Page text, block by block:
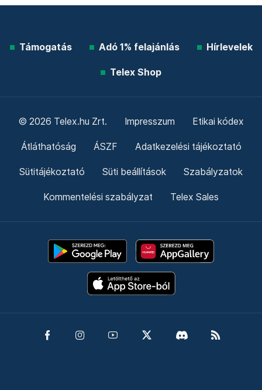
Támogatás Adó 1% felajánlás Hírlevelek
Telex Shop
© 2026 Telex.hu Zrt. Impresszum Etikai kódex
Átláthatóság ÁSZF Adatkezelési tájékoztató
Sütitájékoztató Süti beállítások Szabályzatok
Kommentelési szabályzat Telex Sales